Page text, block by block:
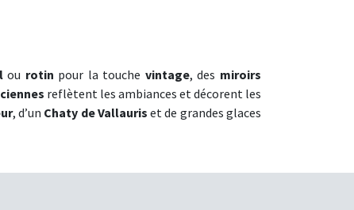
ou rotin pour la touche vintage, des miroirs
reflètent les ambiances et décorent les
, d’un Chaty de Vallauris et de grandes glaces